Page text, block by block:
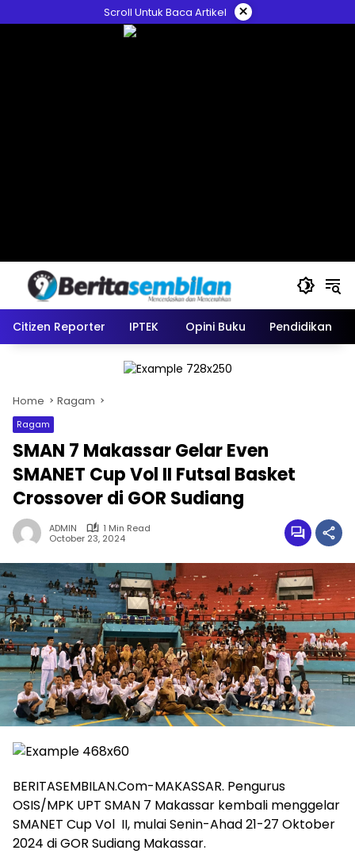
to
Scroll Untuk Baca Artikel ×
Citizen Reporter IPTEK Opini Buku Pendidikan
Home Ragam
Ragam
SMAN 7 Makassar Gelar Even
SMANET Cup Vol II Futsal Basket
Crossover di GOR Sudiang
ADMIN
1 Min Read
October 23, 2024
BERITASEMBILAN.Com-MAKASSAR. Pengurus
OSIS/MPK UPT SMAN 7 Makassar kembali menggelar
SMANET Cup Vol II, mulai Senin-Ahad 21-27 Oktober
2024 di GOR Sudiang Makassar.